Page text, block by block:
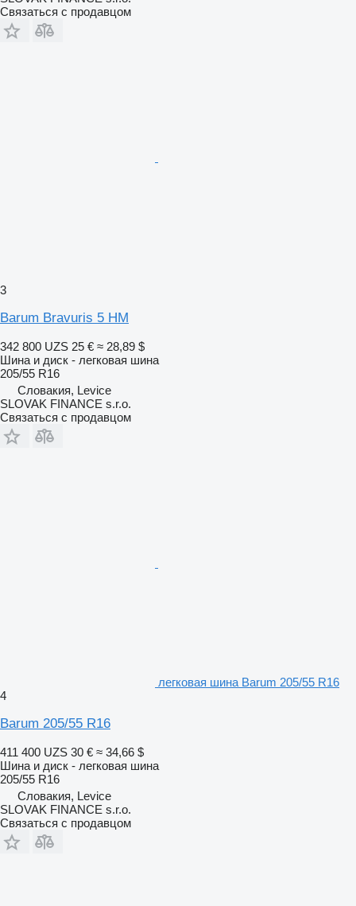
Связаться с продавцом
3
Barum Bravuris 5 HM
342 800 UZS 25 € ≈ 28,89 $
Шина и диск - легковая шина
205/55 R16
Словакия, Levice
SLOVAK FINANCE s.r.o.
Связаться с продавцом
легковая шина Barum 205/55 R16
4
Barum 205/55 R16
411 400 UZS 30 € ≈ 34,66 $
Шина и диск - легковая шина
205/55 R16
Словакия, Levice
SLOVAK FINANCE s.r.o.
Связаться с продавцом